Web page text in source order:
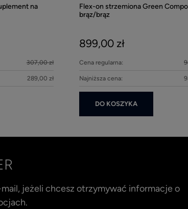
na
307,00 zł
289,00 zł
Flex-on strzemiona Green
brąz/brąz
899,00 zł
Cena regularna:
Najniższa cena:
DO KOSZYKA
jeżeli chcesz otrzymywać informacje o